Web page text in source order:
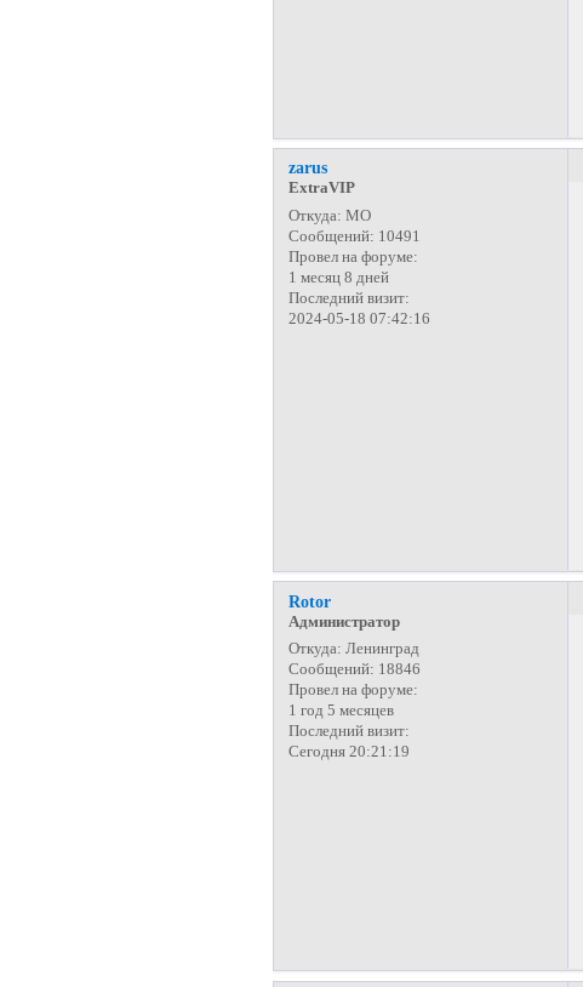
zarus
ExtraVIP
Откуда: МО
Сообщений: 10491
Провел на форуме:
1 месяц 8 дней
Последний визит:
2024-05-18 07:42:16
Rotor
Администратор
Откуда: Ленинград
Сообщений: 18846
Провел на форуме:
1 год 5 месяцев
Последний визит:
Сегодня 20:21:19